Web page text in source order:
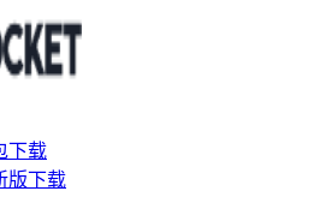
下载
版下载